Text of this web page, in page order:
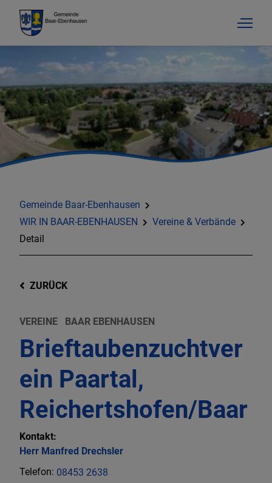
Gemeinde Baar-Ebenhausen
WIR IN BAAR-EBENHAUSEN
Vereine & Verbände
Detail
ZURÜCK
VEREINE BAAR EBENHAUSEN
Brieftaubenzuchtver
ein Paartal,
Reichertshofen/Baar
Kontakt:
Herr Manfred Drechsler
Telefon: 08453 2638